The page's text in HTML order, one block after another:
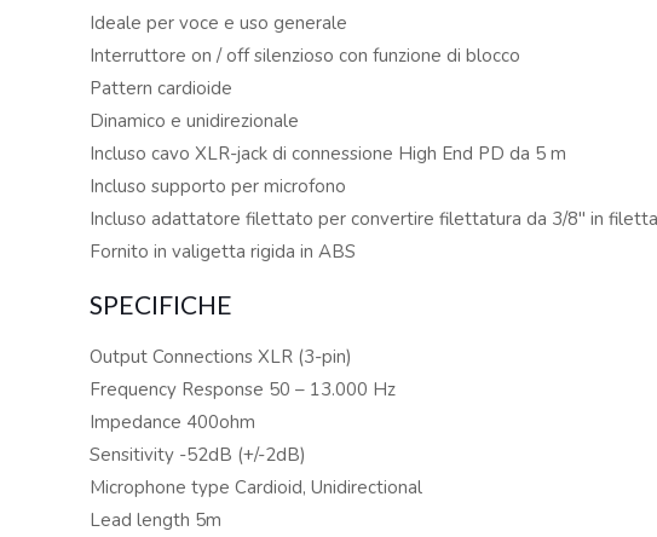
Ideale per voce e uso generale
Interruttore on / off silenzioso con funzione di blocco
Pattern cardioide
Dinamico e unidirezionale
Incluso cavo XLR-jack di connessione High End PD da 5 m
Incluso supporto per microfono
Incluso adattatore filettato per convertire filettatura da 3/8″ in
Fornito in valigetta rigida in ABS
SPECIFICHE
Output Connections XLR (3-pin)
Frequency Response 50 – 13.000 Hz
Impedance 400ohm
Sensitivity -52dB (+/-2dB)
Microphone type Cardioid, Unidirectional
Lead length 5m